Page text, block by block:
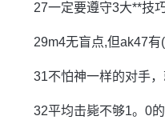
27一定要遵守3大**技
29m4无盲点,但ak47
31不怕神一样的对手
32平均击毙不够1。0